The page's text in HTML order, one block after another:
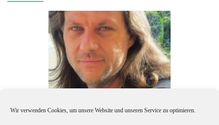
Wir verwenden Cookies, um unsere Website und unseren Service zu optimieren.
Andreas Liebke